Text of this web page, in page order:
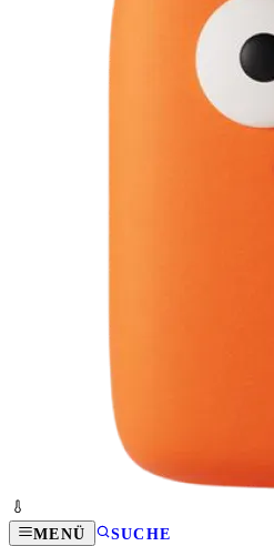
MENÜ SUCHE